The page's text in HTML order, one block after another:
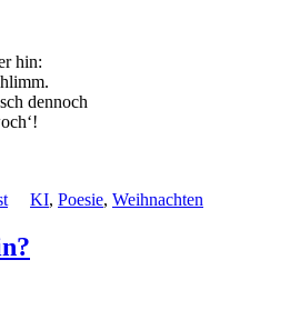
hin:
dennoch
KI, Poesie, Weihnachten